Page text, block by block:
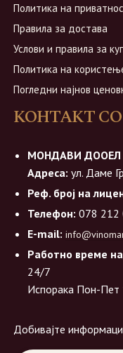
Политика на
Правила за достава
Услови и правила за
Политика на
Погледни најнов
КОНТАКТ
МОНДАВИ ДООЕЛ
Адреса: ул. Даме
Реф. број на
Телефон: 078 212
E-mail:
Работно време
24/7
Испорака Пон-
Добивајте